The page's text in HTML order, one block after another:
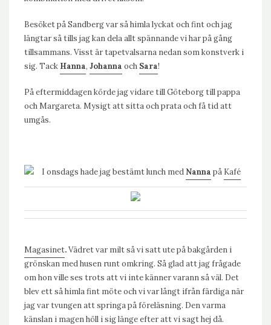
Besöket på Sandberg var så himla lyckat och fint och jag
längtar så tills jag kan dela allt spännande vi har på gång
tillsammans. Visst är tapetvalsarna nedan som konstverk i
sig. Tack Hanna, Johanna och Sara!
På eftermiddagen körde jag vidare till Göteborg till pappa
och Margareta. Mysigt att sitta och prata och få tid att
umgås.
I onsdags hade jag bestämt lunch med Nanna på Kafé
Magasinet.Vädret var milt så vi satt ute på bakgården i
grönskan med husen runt omkring. Så glad att jag frågade
om hon ville ses trots att vi inte känner varann så väl. Det
blev ett så himla fint möte och vi var långt ifrån färdiga när
jag var tvungen att springa på föreläsning. Den varma
känslan i magen höll i sig länge efter att vi sagt hej då.